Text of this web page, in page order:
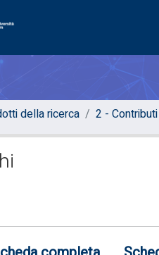
della ricerca 2 -